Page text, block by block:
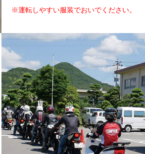
※運転しやすい服装でおいでください。